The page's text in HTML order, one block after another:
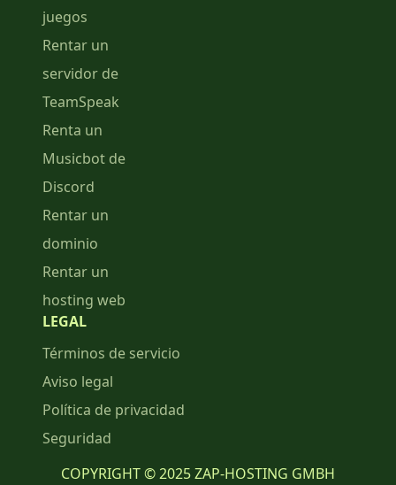
juegos
Rentar un
servidor de
TeamSpeak
Renta un
Musicbot de
Discord
Rentar un
dominio
Rentar un
hosting web
LEGAL
Términos de servicio
Aviso legal
Política de privacidad
Seguridad
COPYRIGHT © 2025 ZAP-HOSTING GMBH